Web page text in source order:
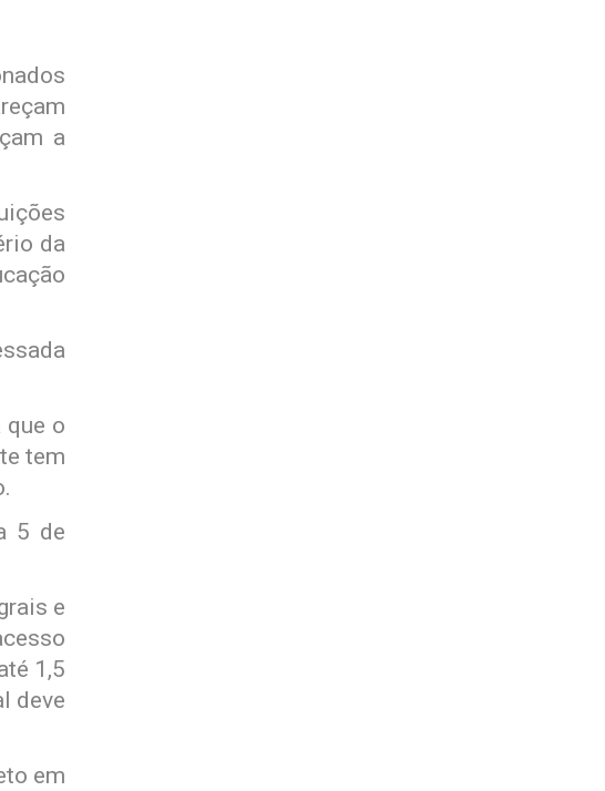
a
da
que o
tem
5 de
e
1,5
deve
em